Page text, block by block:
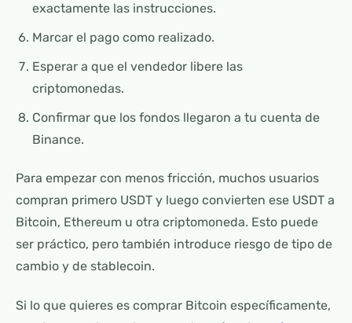
exactamente las instrucciones.
Marcar el pago como realizado.
Esperar a que el vendedor libere las
criptomonedas.
Confirmar que los fondos llegaron a tu cuenta de
Binance.
Para empezar con menos fricción, muchos usuarios
compran primero USDT y luego convierten ese USDT a
Bitcoin, Ethereum u otra criptomoneda. Esto puede
ser práctico, pero también introduce riesgo de tipo de
cambio y de stablecoin.
Si lo que quieres es comprar Bitcoin específicamente,